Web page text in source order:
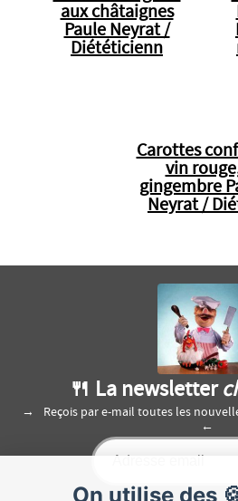
aux châtaignes
Paule Neyrat /
Diététicienn
Carottes
vin
gingembre
Neyrat /
On utilise des
🍴 La newsletter
Reçois par e-mail toutes les